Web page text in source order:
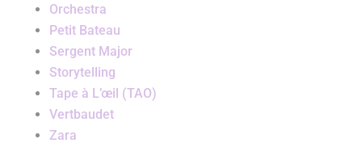
Orchestra
Petit Bateau
Sergent Major
Storytelling
Tape à L’œil (TAO)
Vertbaudet
Zara